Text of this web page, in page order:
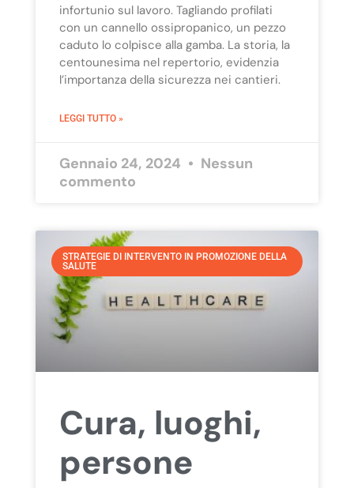
infortunio sul lavoro. Tagliando profilati
con un cannello ossipropanico, un pezzo
caduto lo colpisce alla gamba. La storia, la
centounesima nel repertorio, evidenzia
l’importanza della sicurezza nei cantieri.
LEGGI TUTTO »
Gennaio 24, 2024
Nessun
commento
STRATEGIE DI INTERVENTO IN PROMOZIONE DELLA
SALUTE
Cura, luoghi,
persone